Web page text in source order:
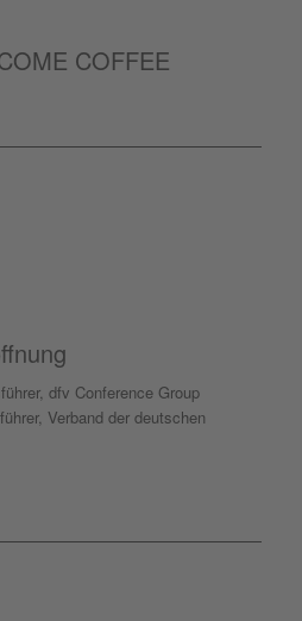
COFFEE
dfv Conference Group
Verband der deutschen